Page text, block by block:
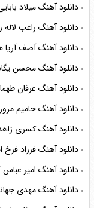
دانلود آهنگ میلاد
دانلود آهنگ راغب لاله
دانلود آهنگ آصف آریا
دانلود آهنگ محسن
دانلود آهنگ عرفان
دانلود آهنگ حامیم مرور
دانلود آهنگ کسری
دانلود آهنگ فرزاد
دانلود آهنگ امیر عباس
دانلود آهنگ مهدی